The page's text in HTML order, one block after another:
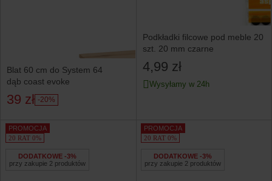
Blat 60 cm do System 64
dąb coast evoke
39 zł -20%
Podkładki filcowe pod meble 20
szt. 20 mm czarne
4,99 zł
Wysyłamy w 24h
PROMOCJA
20 RAT 0%
DODATKOWE -3%
przy zakupie 2 produktów
PROMOCJA
20 RAT 0%
DODATKOWE -3%
przy zakupie 2 produktów